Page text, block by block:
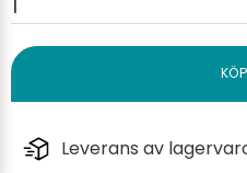
Leverans av